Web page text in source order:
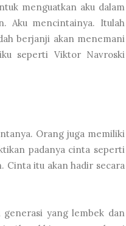
menguatkan aku dalam
Aku mencintainya. Itulah
berjanji akan menemani
seperti Viktor Navroski
Orang juga memiliki
padanya cinta seperti
Cinta itu akan hadir secara
generasi yang lembek dan